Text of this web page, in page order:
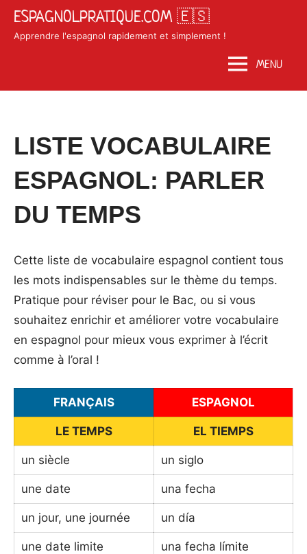
SkipESPAGNOLPRATIQUE.COM 🇪🇸
Apprendre l'espagnol rapidement et simplement !
MENU
Posted
on
juin
10,
by
Matosan3142020
in
Vocabulaire
LISTE VOCABULAIRE
ESPAGNOL: PARLER
DU TEMPS
Cette liste de vocabulaire espagnol contient tous
les mots indispensables sur le thème du temps.
Pratique pour réviser pour le Bac, ou si vous
souhaitez enrichir et améliorer votre vocabulaire
en espagnol pour mieux vous exprimer à l’écrit
comme à l’oral !
FRANÇAIS ESPAGNOL
LE TEMPS EL TIEMPS
un siècle un siglo
une date una fecha
un jour, une journée un día
une date limite una fecha límite